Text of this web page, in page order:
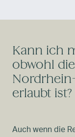
Kann ich
obwohl
erlaubt ist?
Auch wenn die